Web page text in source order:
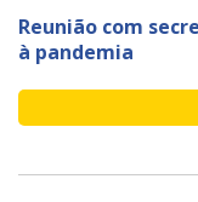
Reunião com
à pandemia